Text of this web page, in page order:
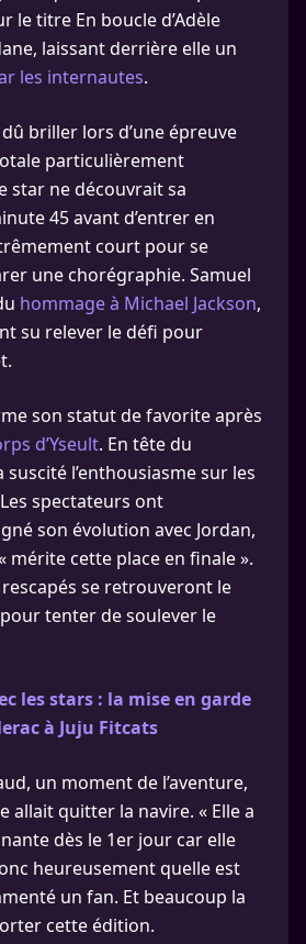
le titre En boucle d’Adèle
laissant derrière elle un
les internautes.
briller lors d’une épreuve
particulièrement
star ne découvrait sa
45 avant d’entrer en
court pour se
une chorégraphie. Samuel
hommage à Michael Jackson,
su relever le défi pour
son statut de favorite après
d’Yseult. En tête du
suscité l’enthousiasme sur les
spectateurs ont
son évolution avec Jordan,
mérite cette place en finale ».
se retrouveront le
tenter de soulever le
les stars : la mise en garde
à Juju Fitcats
un moment de l’aventure,
allait quitter la navire. « Elle a
dès le 1er jour car elle
heureusement quelle est
un fan. Et beaucoup la
cette édition.